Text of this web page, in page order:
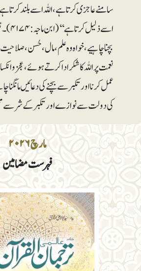
مارچ ۲۰۲۶
فہرست مضامین
سامنے عاجزی کرتا ہے، اللہ اسے بلند کرتا
اسے
بچنا چاہیے، خواہ وہ علم، مال،حُسن،
نعمت پر اللہ کا شکر ادا کرتے ہوئے، عجز و
عمل کرنا اور تکبر سے بچنے کی دعائیں مانگنا
کی دولت سے نوازے اور تکبر کے شر سے